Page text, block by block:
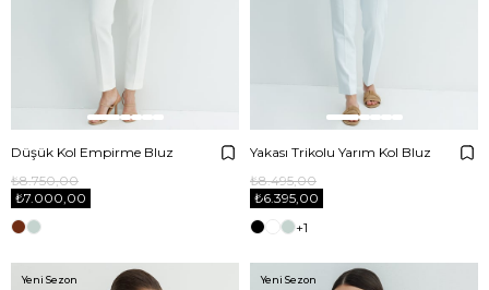
Düşük Kol Empirme Bluz
₺7.000,00
₺8.750,00
Yakası Trikolu Yarım Kol Bluz
₺6.395,00
₺8.495,00
+1
Yeni Sezon Yeni Sezon